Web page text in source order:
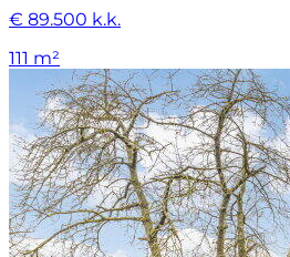
€ 89.500 k.k.
111 m²